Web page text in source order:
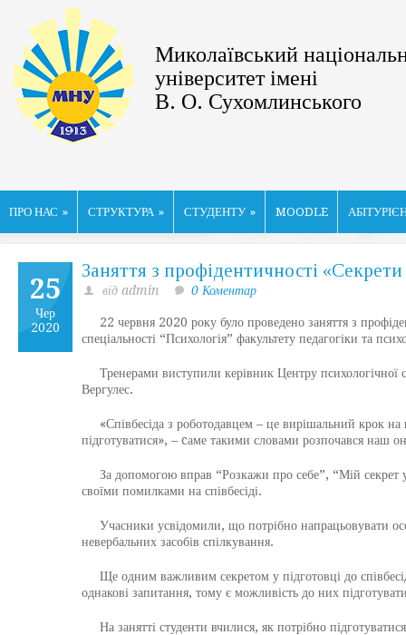
Миколаївський
університет імені
В. О. Сухомлинського
ПРО НАС » СТРУКТУРА » СТУДЕНТУ » MOODLE
25
Чер
2020
Заняття з профідентичності
від admin 0 Коментар
22 червня 2020 року було проведено заняття з
спеціальності “Психологія” факультету педагогіки та
Тренерами виступили керівник Центру психологічної
Вергулес.
«Співбесіда з роботодавцем – це вирішальний крок на
підготуватися», – cаме такими словами розпочався наш
За допомогою вправ “Розкажи про себе”, “Мій секрет
своїми помилками на співбесіді.
Учасники усвідомили, що потрібно напрацьовувати
невербальних засобів спілкування.
Ще одним важливим секретом у підготовці до
однакові запитання, тому є можливість до них
На занятті студенти вчилися, як потрібно